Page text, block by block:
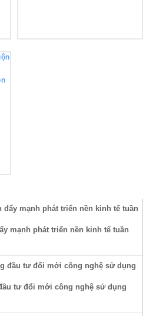
mạnh phát triển nền kinh tế tuần
tư đổi mới công nghệ sử dụng